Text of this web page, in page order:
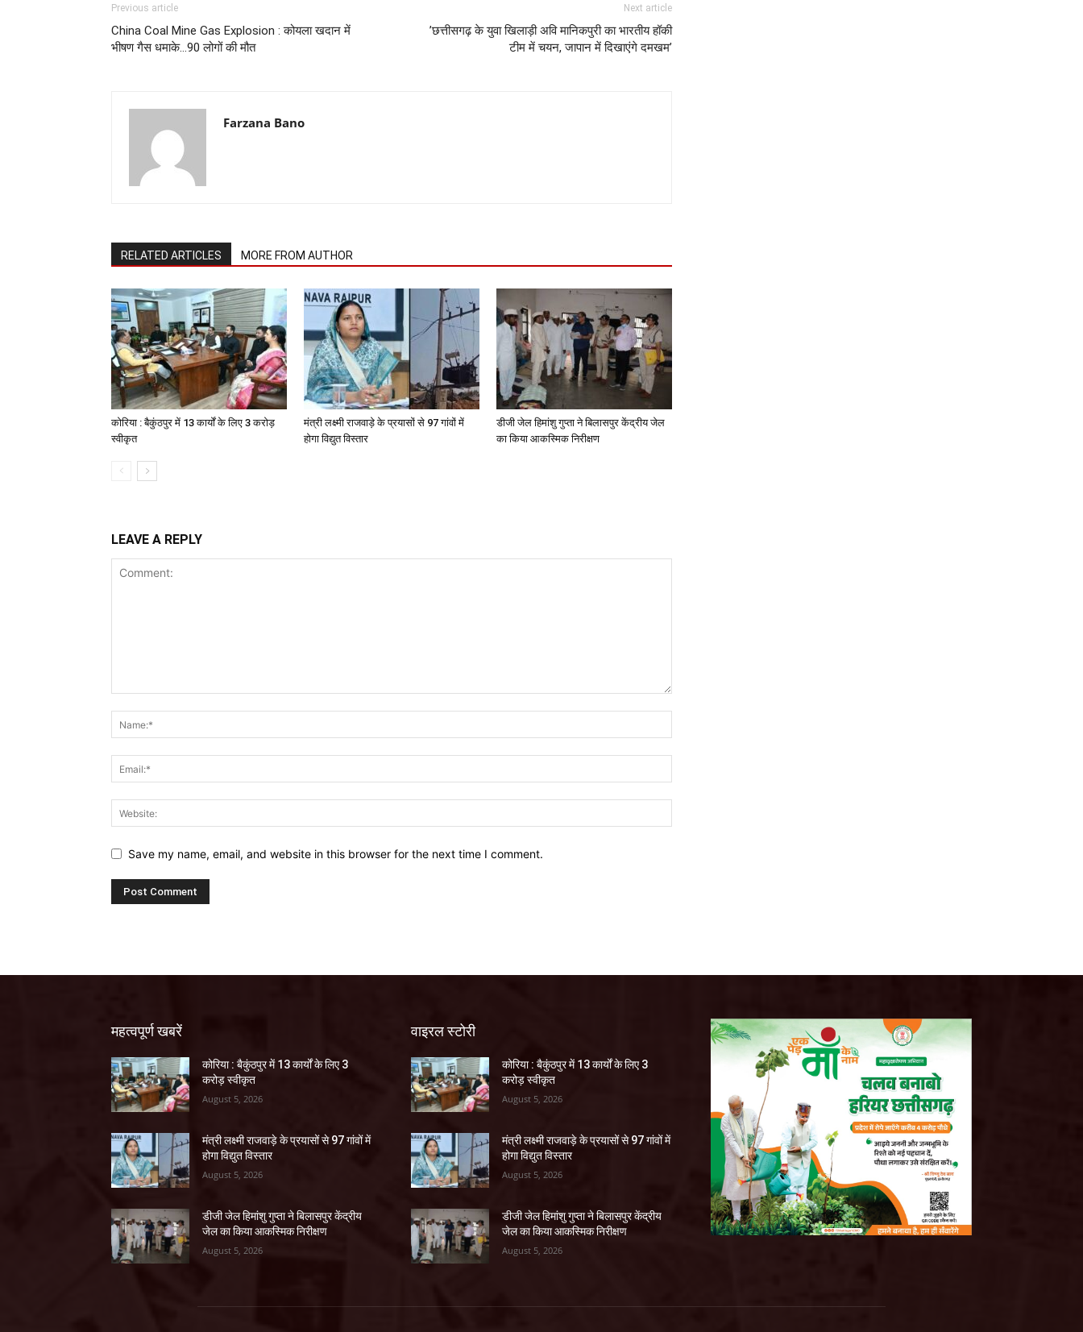
Previous article
China Coal Mine Gas Explosion : कोयला खदान में
भीषण गैस धमाके…90 लोगों की मौत
Next article
’छत्तीसगढ़ के युवा खिलाड़ी अवि मानिकपुरी का भारतीय हॉकी
टीम में चयन, जापान में दिखाएंगे दमखम’
Farzana Bano
RELATED ARTICLES MORE FROM AUTHOR
कोरिया : बैकुंठपुर में 13 कार्यों के लिए 3 करोड़
स्वीकृत
मंत्री लक्ष्मी राजवाड़े के प्रयासों से 97 गांवों में
होगा विद्युत विस्तार
डीजी जेल हिमांशु गुप्ता ने बिलासपुर केंद्रीय जेल
का किया आकस्मिक निरीक्षण
LEAVE A REPLY
Save my name, email, and website in this browser for the next time I comment.
महत्वपूर्ण खबरें
कोरिया : बैकुंठपुर में 13 कार्यों के लिए 3
करोड़ स्वीकृत
August 5, 2026
मंत्री लक्ष्मी राजवाड़े के प्रयासों से 97 गांवों में
होगा विद्युत विस्तार
August 5, 2026
डीजी जेल हिमांशु गुप्ता ने बिलासपुर केंद्रीय
जेल का किया आकस्मिक निरीक्षण
August 5, 2026
वाइरल स्टोरी
कोरिया : बैकुंठपुर में 13 कार्यों के लिए 3
करोड़ स्वीकृत
August 5, 2026
मंत्री लक्ष्मी राजवाड़े के प्रयासों से 97 गांवों में
होगा विद्युत विस्तार
August 5, 2026
डीजी जेल हिमांशु गुप्ता ने बिलासपुर केंद्रीय
जेल का किया आकस्मिक निरीक्षण
August 5, 2026